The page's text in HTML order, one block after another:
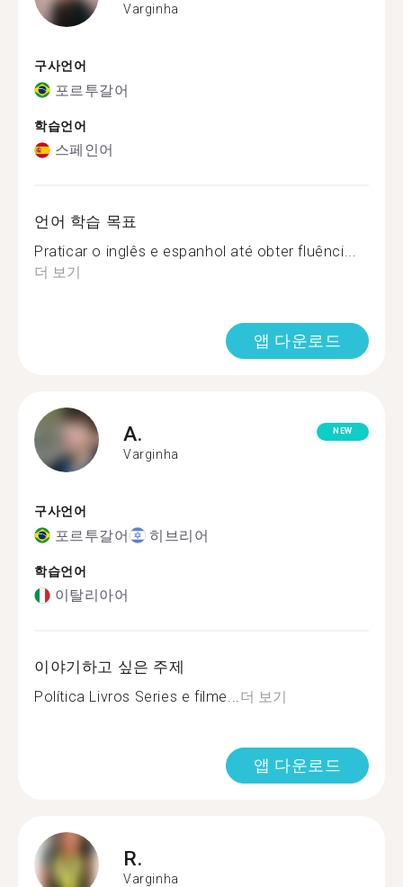
Varginha
구사언어
포르투갈어
학습언어
스페인어
언어 학습 목표
Praticar o inglês e espanhol até obter fluênci...
더 보기
앱 다운로드
A.
Varginha
NEW
구사언어
포르투갈어 히브리어
학습언어
이탈리아어
이야기하고 싶은 주제
Política Livros Series e filme...더 보기
앱 다운로드
R.
Varginha